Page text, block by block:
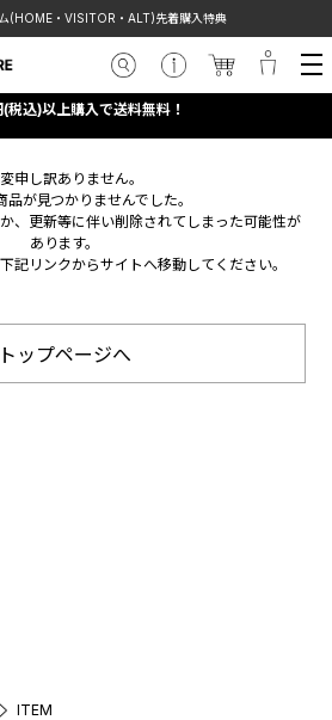
(HOME・VISITOR・ALT)先着購入特典
税込)以上購入で送料無料！
申し訳ありません。
品が見つかりませんでした。
、更新等に伴い削除されてしまった可能性が
あります。
記リンクからサイトへ移動してください。
トップページへ
ITEM